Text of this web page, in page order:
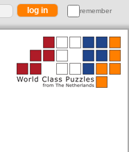
remember